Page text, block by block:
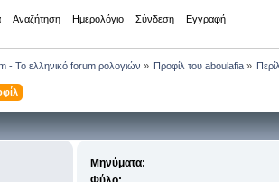
Αναζήτηση Ημερολόγιο Σύνδεση Εγγραφή
- Το ελληνικό forum ρολογιών » Προφίλ του aboulafia »
Μηνύματα: